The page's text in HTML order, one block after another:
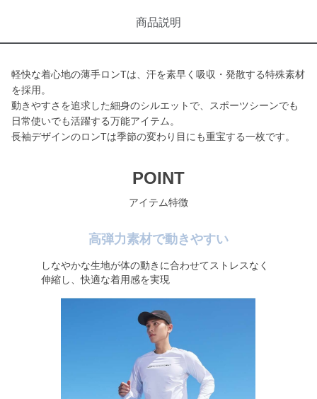
商品説明
軽快な着心地の薄手ロンTは、汗を素早く吸収・発散する特殊素材
を採用。
動きやすさを追求した細身のシルエットで、スポーツシーンでも
日常使いでも活躍する万能アイテム。
長袖デザインのロンTは季節の変わり目にも重宝する一枚です。
POINT
アイテム特徴
高弾力素材で動きやすい
しなやかな生地が体の動きに合わせてストレスなく
伸縮し、快適な着用感を実現